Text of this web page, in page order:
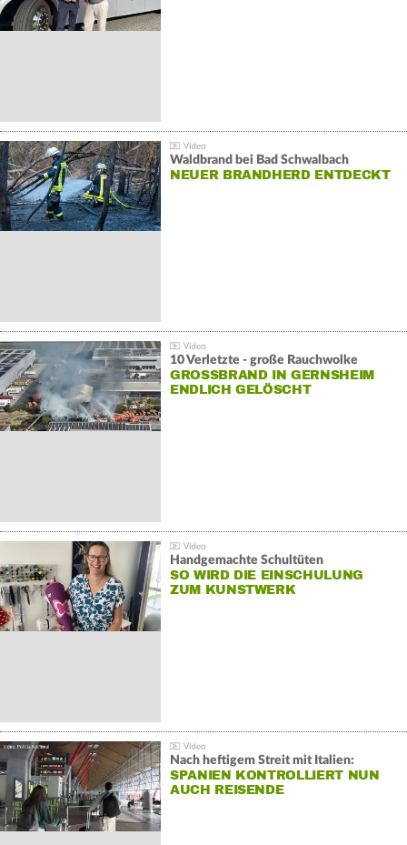
Waldbrand bei Bad Schwalbach
NEUER BRANDHERD ENTDECKT
10 Verletzte - große Rauchwolke
GROSSBRAND IN GERNSHEIM E
NDLICH GELÖSCHT
Handgemachte Schultüten
SO WIRD DIE EINSCHULUNG
ZUM KUNSTWERK
Nach heftigem Streit mit Italien:
SPANIEN KONTROLLIERT NUN
AUCH REISENDE